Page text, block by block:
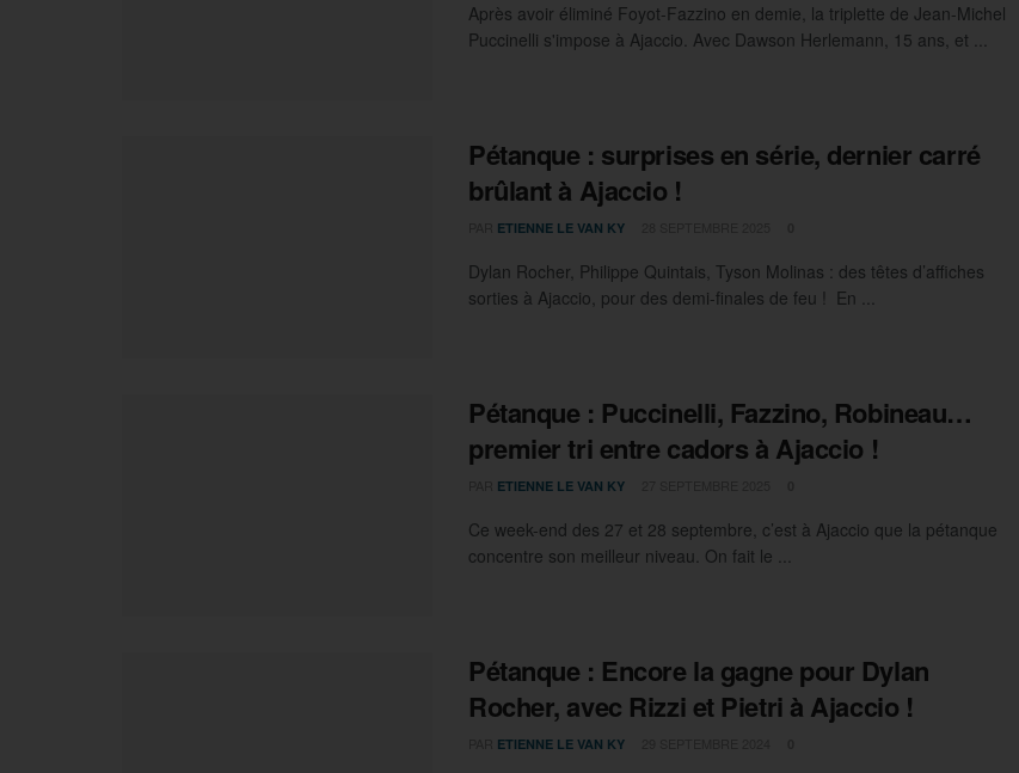
Après avoir éliminé Foyot-Fazzino en demie, la triplette de Jean-Michel
Puccinelli s'impose à Ajaccio. Avec Dawson Herlemann, 15 ans, et ...
Pétanque : surprises en série, dernier carré
brûlant à Ajaccio !
ETIENNE LE VAN KY
Dylan Rocher, Philippe Quintais, Tyson Molinas : des têtes d’affiches
sorties à Ajaccio, pour des demi-finales de feu ! En ...
Pétanque : Puccinelli, Fazzino, Robineau…
premier tri entre cadors à Ajaccio !
ETIENNE LE VAN KY
Ce week-end des 27 et 28 septembre, c’est à Ajaccio que la pétanque
concentre son meilleur niveau. On fait le ...
Pétanque : Encore la gagne pour Dylan
Rocher, avec Rizzi et Pietri à Ajaccio !
ETIENNE LE VAN KY